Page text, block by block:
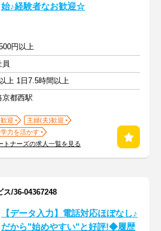
始♪経験者なお歓迎☆
円以上
員
上 1日7.5時間以上
京都西駅
迎
主婦(夫)歓迎
力を活かす
トナーズの求人一覧を見る
ス/36-04367248
【データ入力】電話対応ほぼなし♪
だから"始めやすい"と好評!◆履歴